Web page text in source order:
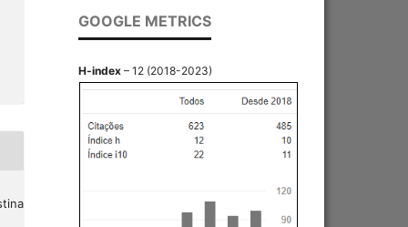
GOOGLE METRICS
H-index – 12 (2018-2023)